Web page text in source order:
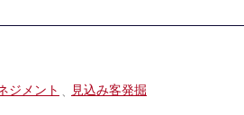
ジメント 見込み客発掘